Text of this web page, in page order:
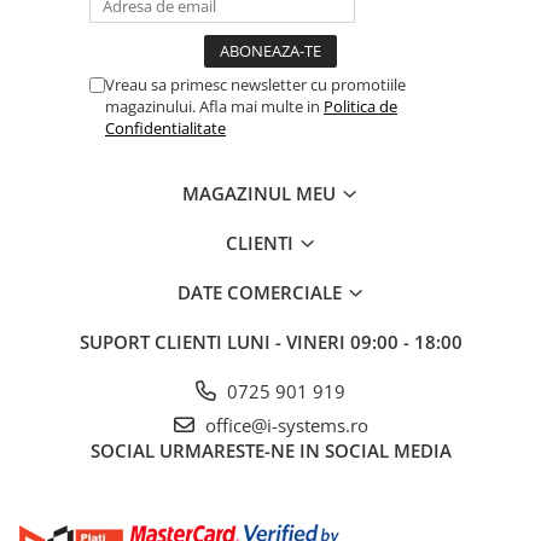
Decodor radio Rolling code si Key Code (Twin) integrat;
Gestionarea accesoriilor de siguranta wireless din seria Rio
prin accesoriul plug-in dedicat.
Autodiagnoza dispozitivelor de siguranta, atat cu fir, cat si
wireless;
Dispozitive realizate pentru conectarea la cloud, prin CAME
accesoriul R800 sau conectarea selectoarelor transponder
Conexiune pentru functionarea simultana, folosind accesoriul
Limitatori de cursa magnetici pentru o deschidere si inchidere
Vreau sa primesc newsletter cu promotiile
magazinului. Afla mai multe in Politica de
Confidentialitate
MAGAZINUL MEU
CLIENTI
DATE COMERCIALE
SUPORT CLIENTI LUNI - VINERI 09:00 - 18:00
0725 901 919
office@i-systems.ro
SOCIAL URMARESTE-NE IN SOCIAL MEDIA